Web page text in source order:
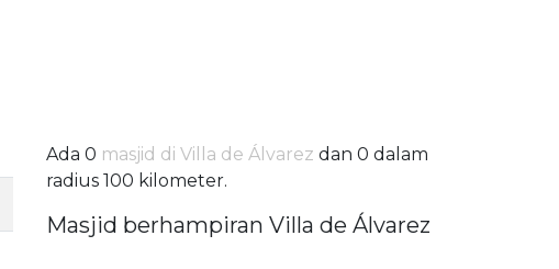
Ada 0 masjid di Villa de Álvarez dan 0 dalam
radius 100 kilometer.
Masjid berhampiran Villa de Álvarez